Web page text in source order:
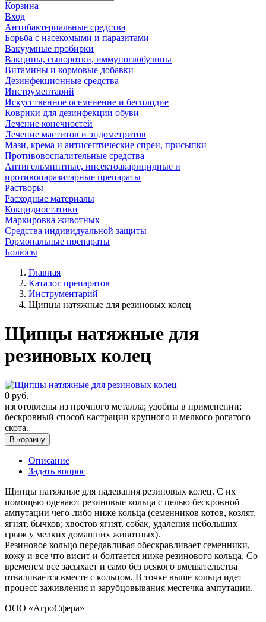
Корзина
Вход
Антибактериальные средства
Борьба с насекомыми и паразитами
Вакуумные пробирки
Вакцины, сыворотки, иммуноглобулины
Витамины и кормовые добавки
Дезинфекционные средства
Инструментарий
Искусственное осеменение и бесплодие
Коврики для дезинфекции обуви
Лечение конечностей
Лечение маститов и эндометритов
Мази, крема и антисептические спреи, присыпки
Противовоспалительные средства
Антигельминтные, инсектоакарицидные и
противопаразитарные препараты
Растворы
Расходные материалы
Кокцидиостатики
Маркировка животных
Средства индивидуальной защиты
Гормональные препараты
Болюсы
Главная
Каталог препаратов
Инструментарий
Щипцы натяжные для резиновых колец
Щипцы натяжные для
резиновых колец
0 руб.
изготовлены из прочного металла; удобны в применении;
бескровный способ кастрации крупного и мелкого рогатого
скота.
В корзину
Описание
Задать вопрос
Щипцы натяжные для надевания резиновых колец. С их
помощью одевают резиновые кольца с целью бескровной
ампутации чего-либо ниже кольца (семенников котов, козлят,
ягнят, бычков; хвостов ягнят, собак, удаления небольших
грыж у мелких домашних животных).
Резиновое кольцо передавливая обескравливает семенники,
кожу и все что висит и болтается ниже резинового кольца. Со
временем все засыхает и само без всякого вмешательства
отваливается вместе с кольцом. В точке выше кольца идет
процесс заживления и зарубцовывания местечка ампутации.
ООО «АгроСфера»